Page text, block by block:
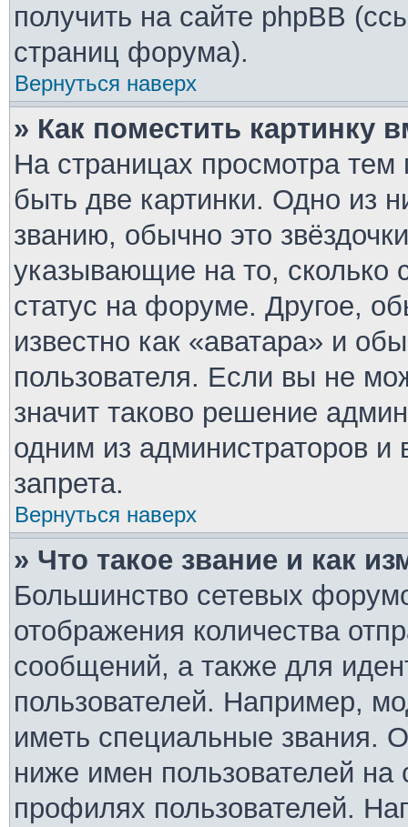
получить на сайте phpBB
страниц форума).
Вернуться наверх
» Как поместить картинку
На страницах просмотра тем
быть две картинки. Одно из
званию, обычно это
указывающие на то,
статус на форуме. Другое,
известно как «аватара» и
пользователя. Если вы не
значит таково решение
одним из администраторов и
запрета.
Вернуться наверх
» Что такое звание и как
Большинство сетевых
отображения количества
сообщений, а также для
пользователей. Например,
иметь специальные звания.
ниже имен пользователей на
профилях пользователей.